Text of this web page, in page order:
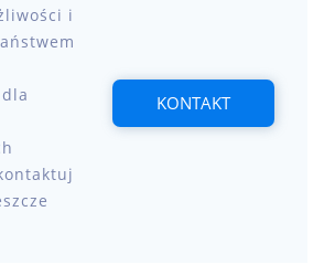
i
KONTAKT